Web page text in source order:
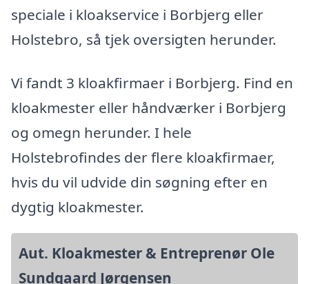
speciale i kloakservice i Borbjerg eller
Holstebro, så tjek oversigten herunder.
Vi fandt 3 kloakfirmaer i Borbjerg. Find en
kloakmester eller håndværker i Borbjerg
og omegn herunder. I hele
Holstebrofindes der flere kloakfirmaer,
hvis du vil udvide din søgning efter en
dygtig kloakmester.
Aut. Kloakmester & Entreprenør Ole
Sundgaard Jørgensen